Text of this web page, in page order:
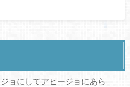
ョにしてアヒージョにあら